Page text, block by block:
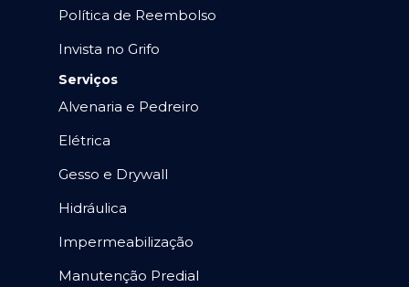
Política de Reembolso
Invista no Grifo
Serviços
Alvenaria e Pedreiro
Elétrica
Gesso e Drywall
Hidráulica
Impermeabilização
Manutenção Predial